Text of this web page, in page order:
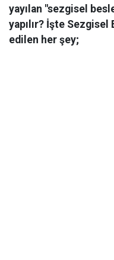
yayılan "sezgisel
yapılır? İşte Sezgisel
edilen her şey;